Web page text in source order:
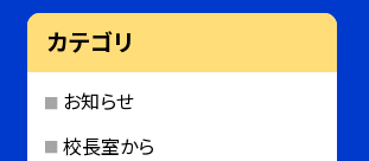
カテゴリ
お知らせ
校長室から